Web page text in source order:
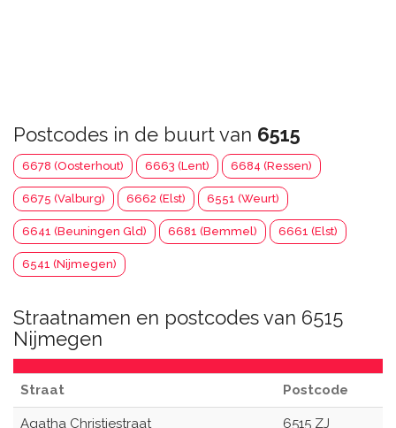
Postcodes in de buurt van 6515
6678 (Oosterhout) 6663 (Lent) 6684 (Ressen)
6675 (Valburg) 6662 (Elst) 6551 (Weurt)
6641 (Beuningen Gld) 6681 (Bemmel) 6661 (Elst)
6541 (Nijmegen)
Straatnamen en postcodes van 6515
Nijmegen
Straat Postcode
Agatha Christiestraat 6515 ZJ